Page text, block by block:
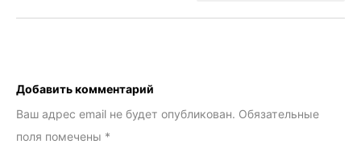
Добавить комментарий
Ваш адрес email не будет опубликован. Обязательные
поля помечены *